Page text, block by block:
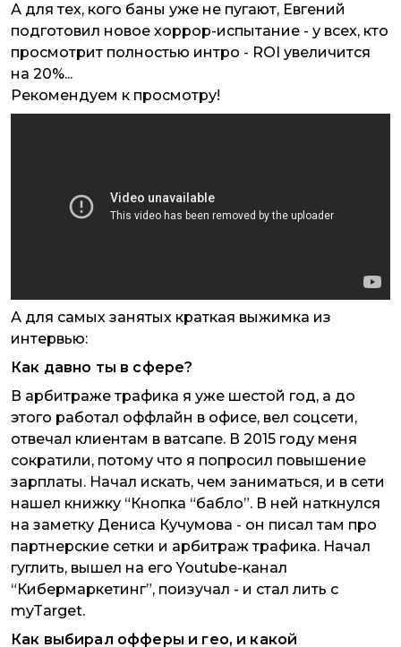
А для тех, кого баны уже не пугают, Евгений
подготовил новое хоррор-испытание - у всех, кто
просмотрит полностью интро - ROI увеличится
на 20%...
Рекомендуем к просмотру!
А для самых занятых краткая выжимка из
интервью:
Как давно ты в сфере?
В арбитраже трафика я уже шестой год, а до
этого работал оффлайн в офисе, вел соцсети,
отвечал клиентам в ватсапе. В 2015 году меня
сократили, потому что я попросил повышение
зарплаты. Начал искать, чем заниматься, и в сети
нашел книжку “Кнопка “бабло”. В ней наткнулся
на заметку Дениса Кучумова - он писал там про
партнерские сетки и арбитраж трафика. Начал
гуглить, вышел на его Youtube-канал
“Кибермаркетинг”, поизучал - и стал лить с
myTarget.
Как выбирал офферы и гео, и какой